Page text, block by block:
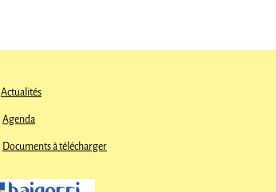
Actualités
Agenda
Documents à télécharger